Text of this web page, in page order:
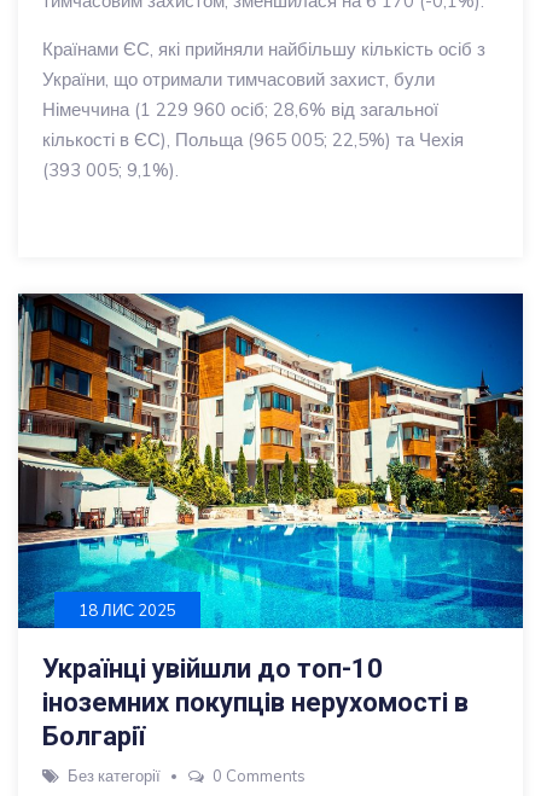
Країнами ЄС, які прийняли найбільшу кількість осіб з
України, що отримали тимчасовий захист, були
Німеччина (1 229 960 осіб; 28,6% від загальної
кількості в ЄС), Польща (965 005; 22,5%) та Чехія
(393 005; 9,1%).
18 ЛИС 2025
Українці увійшли до топ-10
іноземних покупців нерухомості в
Болгарії
Без категорії 0 Comments